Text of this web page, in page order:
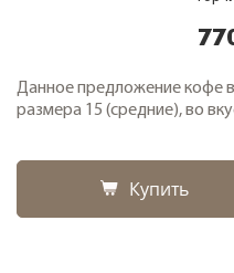
Данное предложение кофе
размера 15 (средние), во
Купить